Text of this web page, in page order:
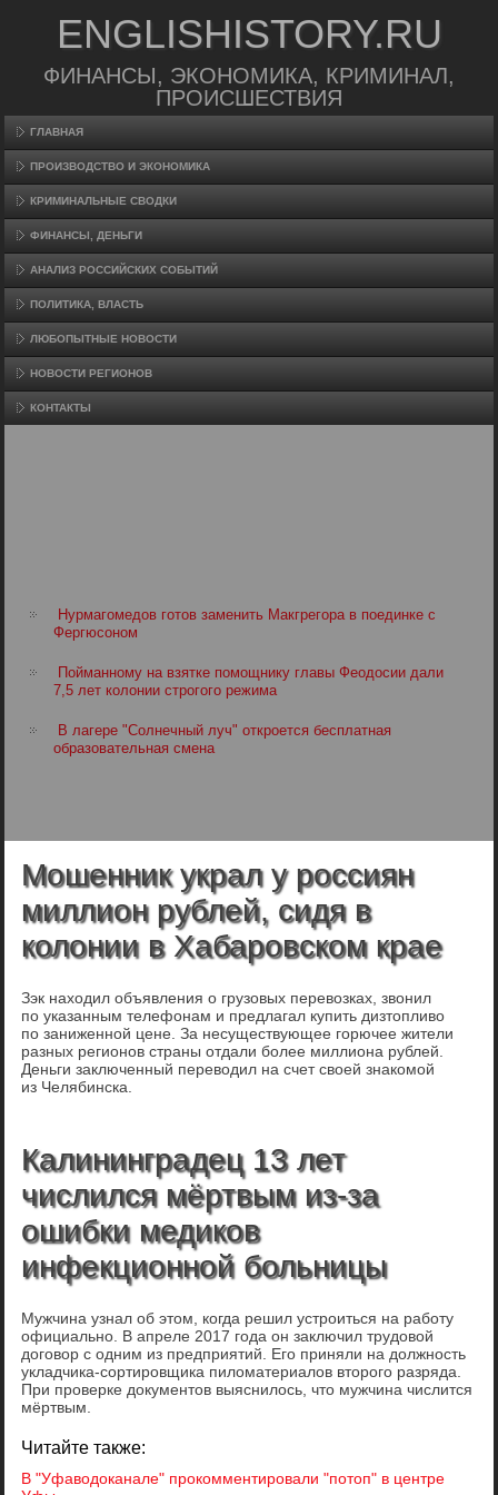
ENGLISHISTORY.RU
ФИНАНСЫ, ЭКОНОМИКА, КРИМИНАЛ,
ПРОИСШЕСТВИЯ
ГЛАВНАЯ
ПРОИЗВΟДСТВО И ЭКОНОМИКА
КРИМИНАЛЬНЫЕ СВОДКИ
ФИНАНСЫ, ДЕНЬГИ
АНАЛИЗ РОССИЙСКИХ СОБЫТИЙ
ПОЛИТИКА, ВЛАСТЬ
ЛЮБОПЫТНЫЕ НОВОСТИ
НОВОСТИ РЕГИОНОВ
КОНТАКТЫ
Нурмагомедов готов заменить Макгрегора в поединке с
Фергюсоном
Пойманному на взятке помощнику главы Феодосии дали
7,5 лет колонии строгого режима
В лагере "Солнечный луч" откроется бесплатная
образовательная смена
Мошенник украл у россиян
миллион рублей, сидя в
колонии в Хабаровском крае
Зэк находил объявления о грузовых перевозках, звонил
по указанным телефонам и предлагал купить дизтопливо
по заниженной цене. За несуществующее горючее жители
разных регионов страны отдали более миллиона рублей.
Деньги заключенный переводил на счет своей знакомой
из Челябинска.
Калининградец 13 лет
числился мёртвым из-за
ошибки медиков
инфекционной больницы
Мужчина узнал об этом, когда решил устроиться на работу
официально. В апреле 2017 года он заключил трудовой
договор с одним из предприятий. Его приняли на должность
укладчика-сортировщика пиломатериалов второго разряда.
При проверке документов выяснилось, что мужчина числится
мёртвым.
Читайте также:
В "Уфаводоканале" прокомментировали "потоп" в центре